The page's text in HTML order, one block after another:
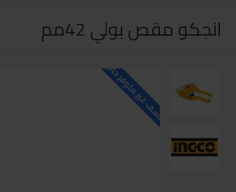
انجكو مقص بولي 42مم
للاسف غير متوفر حاليا